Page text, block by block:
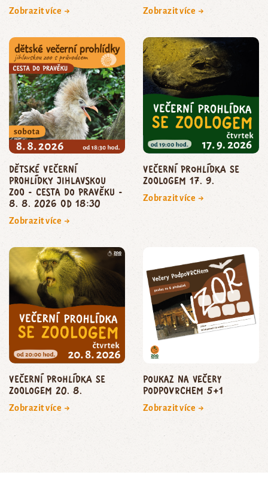
Zobrazit více → Zobrazit více →
dětské večerní
prohlídky jihlavskou
zoo - CESTA DO PRAVĚKU -
8. 8. 2026 od 18:30
Zobrazit více →
Večerní prohlídka se
zoologem 17. 9.
Zobrazit více →
Večerní prohlídka se
zoologem 20. 8.
Zobrazit více →
poukaz na Večery
podpoVRCHem 5+1
Zobrazit více →